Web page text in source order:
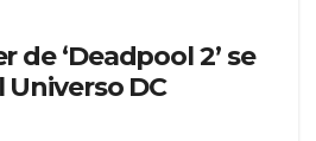
de ‘Deadpool 2’ se
DC